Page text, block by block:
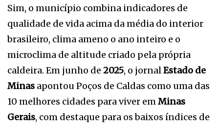
Sim, o município combina indicadores de
qualidade de vida acima da média do interior
brasileiro, clima ameno o ano inteiro e o
microclima de altitude criado pela própria
caldeira. Em junho de 2025, o jornalEstado de
Minas apontou Poços de Caldas como uma das
10 melhores cidades para viver emMinas
Gerais, com destaque para os baixos índices de